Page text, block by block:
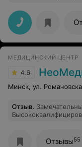
большое и всем
МЕДИЦИНСКИЙ ЦЕНТР
4.6
Минск, ул.
Отзыв.
Рекомендую всем!
Отзывы55